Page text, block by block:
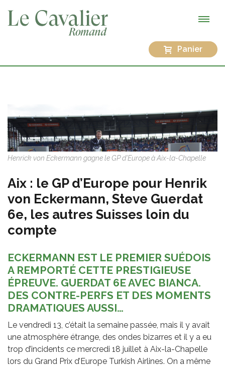
Panier
Henrick von Eckermann gagne le GP d'Europe à Aix-la-Chapelle
Aix : le GP d’Europe pour Henrik
von Eckermann, Steve Guerdat
6e, les autres Suisses loin du
compte
ECKERMANN EST LE PREMIER SUÉDOIS
A REMPORTÉ CETTE PRESTIGIEUSE
ÉPREUVE. GUERDAT 6E AVEC BIANCA.
DES CONTRE-PERFS ET DES MOMENTS
DRAMATIQUES AUSSI…
Le vendredi 13, c’était la semaine passée, mais il y avait
une atmosphère étrange, des ondes bizarres et il y a eu
trop d’incidents ce mercredi 18 juillet à Aix-la-Chapelle
lors du Grand Prix d’Europe Turkish Airlines. On a même